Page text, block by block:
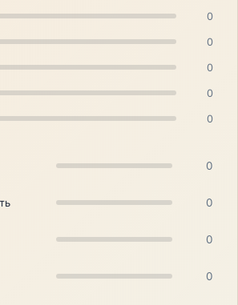
0
0
0
0
0
0
0
0
0